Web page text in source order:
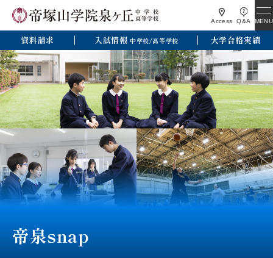
Access Q&A MENU
資料請求 入試情報 中学校/高等学校 大学合格実績
帝泉snap